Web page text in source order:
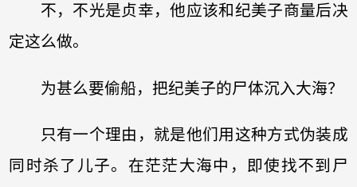
不，不光是贞幸，他应该和纪美子商量后决
定这么做。
为甚么要偷船，把纪美子的尸体沉入大海？
只有一个理由，就是他们用这种方式伪装成
同时杀了儿子。在茫茫大海中，即使找不到尸